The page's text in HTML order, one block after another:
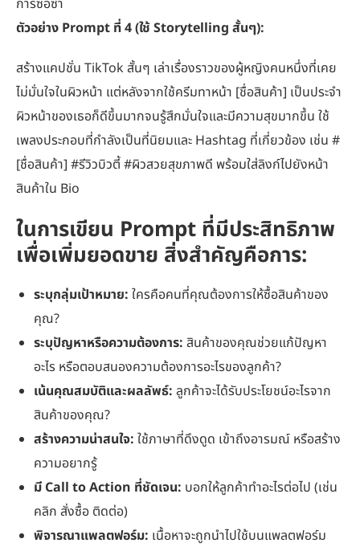
การซื้อซ้ำ
ตัวอย่าง Prompt ที่ 4 (ใช้ Storytelling สั้นๆ):
สร้างแคปชั่น TikTok สั้นๆ เล่าเรื่องราวของผู้หญิงคนหนึ่งที่เคย
ไม่มั่นใจในผิวหน้า แต่หลังจากใช้ครีมทาหน้า [ชื่อสินค้า] เป็นประจำ
ผิวหน้าของเธอก็ดีขึ้นมากจนรู้สึกมั่นใจและมีความสุขมากขึ้น ใช้
เพลงประกอบที่กำลังเป็นที่นิยมและ Hashtag ที่เกี่ยวข้อง เช่น #
[ชื่อสินค้า] #รีวิวบิวตี้ #ผิวสวยสุขภาพดี พร้อมใส่ลิงก์ไปยังหน้า
สินค้าใน Bio
ในการเขียน Prompt ที่มีประสิทธิภาพ
เพื่อเพิ่มยอดขาย สิ่งสำคัญคือการ:
ระบุกลุ่มเป้าหมาย: ใครคือคนที่คุณต้องการให้ซื้อสินค้าของ
คุณ?
ระบุปัญหาหรือความต้องการ: สินค้าของคุณช่วยแก้ปัญหา
อะไร หรือตอบสนองความต้องการอะไรของลูกค้า?
เน้นคุณสมบัติและผลลัพธ์: ลูกค้าจะได้รับประโยชน์อะไรจาก
สินค้าของคุณ?
สร้างความน่าสนใจ: ใช้ภาษาที่ดึงดูด เข้าถึงอารมณ์ หรือสร้าง
ความอยากรู้
มี Call to Action ที่ชัดเจน: บอกให้ลูกค้าทำอะไรต่อไป (เช่น
คลิก สั่งซื้อ ติดต่อ)
พิจารณาแพลตฟอร์ม: เนื้อหาจะถูกนำไปใช้บนแพลตฟอร์ม